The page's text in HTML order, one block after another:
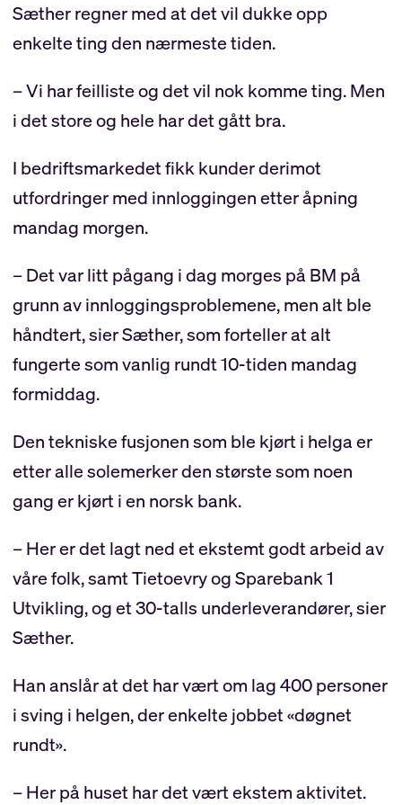
Sæther regner med at det vil dukke opp
enkelte ting den nærmeste tiden.
– Vi har feilliste og det vil nok komme ting. Men
i det store og hele har det gått bra.
I bedriftsmarkedet fikk kunder derimot
utfordringer med innloggingen etter åpning
mandag morgen.
– Det var litt pågang i dag morges på BM på
grunn av innloggingsproblemene, men alt ble
håndtert, sier Sæther, som forteller at alt
fungerte som vanlig rundt 10-tiden mandag
formiddag.
Den tekniske fusjonen som ble kjørt i helga er
etter alle solemerker den største som noen
gang er kjørt i en norsk bank.
– Her er det lagt ned et ekstemt godt arbeid av
våre folk, samt Tietoevry og Sparebank 1
Utvikling, og et 30-talls underleverandører, sier
Sæther.
Han anslår at det har vært om lag 400 personer
i sving i helgen, der enkelte jobbet «døgnet
rundt».
– Her på huset har det vært ekstem aktivitet.